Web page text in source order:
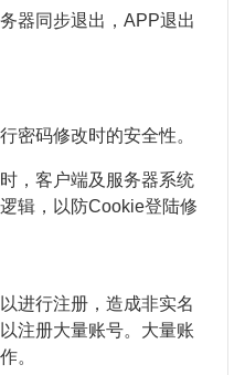
器同步退出， APP退出
密码修改时的安全性。
，客户端及服务器系统
辑，以防Cookie登陆修
进行注册，造成非实名
注册大量账号。大量账
。